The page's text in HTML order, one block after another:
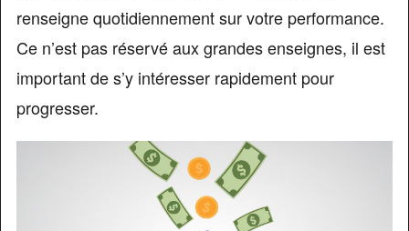
renseigne quotidiennement sur votre performance.
Ce n’est pas réservé aux grandes enseignes, il est
important de s’y intéresser rapidement pour
progresser.